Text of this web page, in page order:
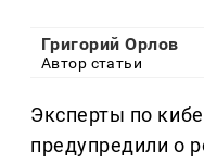
Григорий Орлов
Автор статьи
Эксперты по
предупредили о